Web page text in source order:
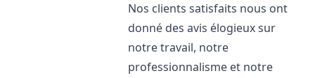
Nos clients satisfaits nous ont
donné des avis élogieux sur
notre travail, notre
professionnalisme et notre